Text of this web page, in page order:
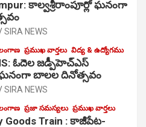
కాల్వశ్రీరాంపూర్లో ఘనంగా
SIRA NEWS
ప్రముఖ వార్తలు విద్య & ఉద్యోగము
ఓదెల జ‌డ్పీహెచ్ఎస్
బాలల దినోత్సవం
SIRA NEWS
ప్రజా సమస్యలు ప్రముఖ వార్తలు
Goods Train : కాజీపేట-